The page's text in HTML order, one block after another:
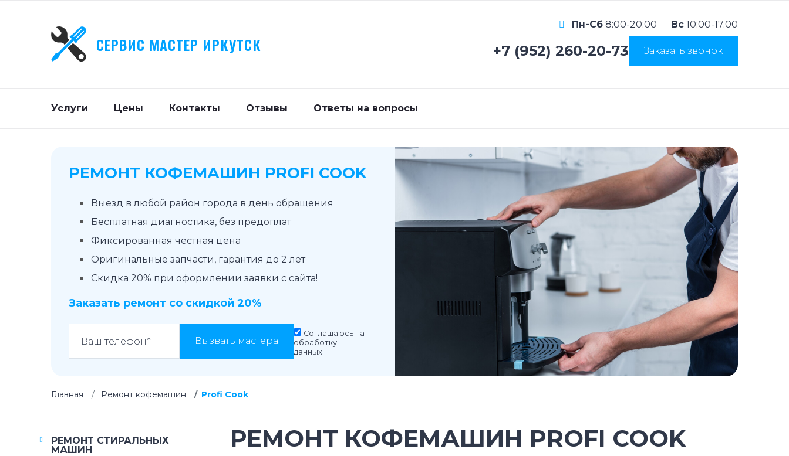
СЕРВИС МАСТЕР ИРКУТСК
Пн-Сб 8:00-20:00 Вс 10:00-17.00
+7 (952) 260-20-73 Заказать звонок
Услуги Цены Контакты Отзывы Ответы на вопросы
РЕМОНТ КОФЕМАШИН PROFI COOK
Выезд в любой район города в день обращения
Бесплатная диагностика, без предоплат
Фиксированная честная цена
Оригинальные запчасти, гарантия до 2 лет
Скидка 20% при оформлении заявки с сайта!
Заказать ремонт со скидкой 20%
Вызвать мастера
Соглашаюсь на
обработку
данных
Главная Ремонт кофемашин Profi Cook
РЕМОНТ КОФЕМАШИН PROFI COOK
РЕМОНТ СТИРАЛЬНЫХ
МАШИН